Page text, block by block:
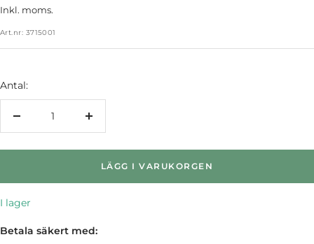
pris
Inkl. moms.
Art.nr: 3715001
Antal:
Öka
LÄGG I VARUKORGEN
I lager
Betala säkert med: